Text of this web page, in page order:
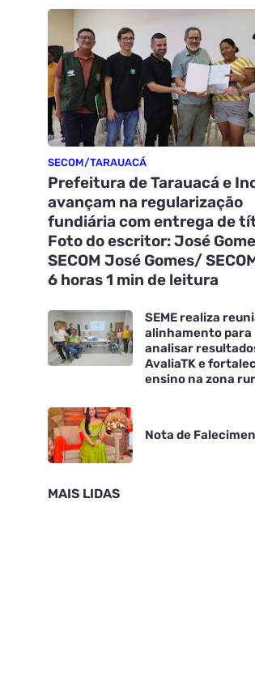
SECOM/TARAUACÁ
Prefeitura de Tarauacá e
avançam na regularização
fundiária com entrega de
Foto do escritor: José
SECOM José Gomes/
6 horas 1 min de leitura
SEME realiza
alinhamento para
analisar
AvaliaTK e
ensino na zona
Nota de
MAIS LIDAS